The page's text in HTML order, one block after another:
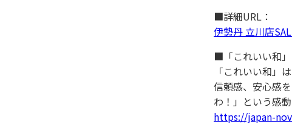
■詳細URL：
伊勢丹 立川店
■「これいい和
「これいい和」
信頼感、安心感
わ！」という感
https://japan-